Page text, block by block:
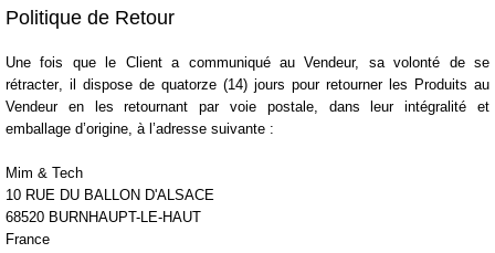
Politique de Retour
Une fois que le Client a communiqué au Vendeur, savolonté de se
rétracter, il dispose de quatorze (14) jours pourretourner les Produits au
Vendeur en les retournantpar voie postale, dans leur intégralité et
emballage d’origine, à l’adresse suivante :
Mim & Tech
10 RUE DU BALLON D'ALSACE
68520 BURNHAUPT-LE-HAUT
France